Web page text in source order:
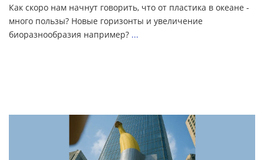
Как скоро нам начнут говорить, что от пластика в океане -
много пользы? Новые горизонты и увеличение
биоразнообразия например? ...